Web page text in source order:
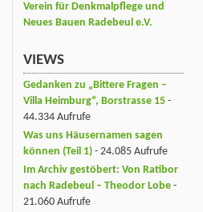
Verein für Denkmalpflege und
Neues Bauen Radebeul e.V.
VIEWS
Gedanken zu „Bittere Fragen –
Villa Heimburg“, Borstrasse 15 -
44.334 Aufrufe
Was uns Häusernamen sagen
können (Teil 1) - 24.085 Aufrufe
Im Archiv gestöbert: Von Ratibor
nach Radebeul – Theodor Lobe -
21.060 Aufrufe